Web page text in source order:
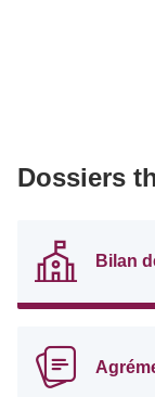
Dossiers
Bilan